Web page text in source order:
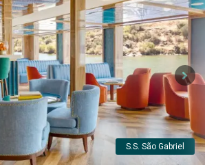
Саламанка / Испания
Next